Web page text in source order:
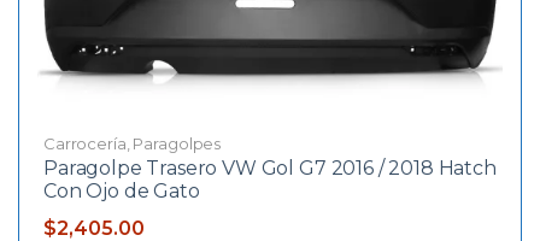
Carrocería Paragolpes
Paragolpe Trasero VW Gol G7 2016 / 2018 Hatch
Con Ojo de Gato
$2,405.00